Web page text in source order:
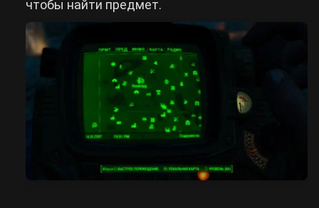
чтобы найти предмет.